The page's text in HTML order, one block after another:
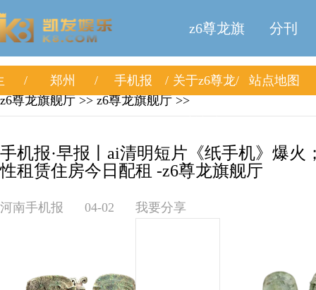
z6尊龙旗
舰厅
分刊
郑州 手机报 关于z6尊龙
站点地图
z6尊龙旗舰厅 >> z6尊龙旗舰厅 >>
手机报·早报丨ai清明短片《纸手机》爆火
性租赁住房今日配租 -z6尊龙旗舰厅
河南手机报 04-02 我要分享